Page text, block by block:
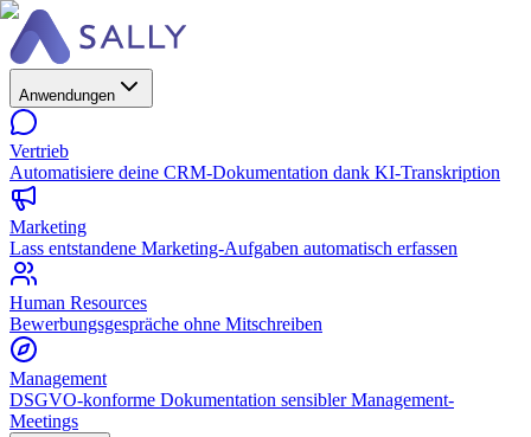
Anwendungen
Vertrieb
Automatisiere deine CRM-Dokumentation dank KI-Transkription
Marketing
Lass entstandene Marketing-Aufgaben automatisch erfassen
Human Resources
Bewerbungsgespräche ohne Mitschreiben
Management
DSGVO-konforme Dokumentation sensibler Management-
Meetings